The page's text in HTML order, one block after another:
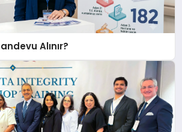
Alınır?